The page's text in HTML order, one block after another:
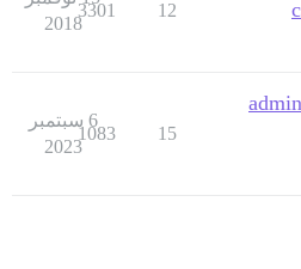
12
3301
2018
'/
15
1083
6 سبتمبر
2023